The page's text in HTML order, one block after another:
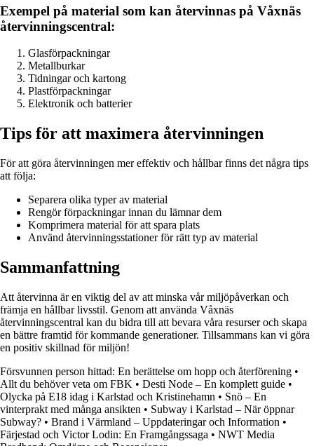
Exempel på material som kan återvinnas på Våxnäs
återvinningscentral:
Glasförpackningar
Metallburkar
Tidningar och kartong
Plastförpackningar
Elektronik och batterier
Tips för att maximera återvinningen
För att göra återvinningen mer effektiv och hållbar finns det några tips
att följa:
Separera olika typer av material
Rengör förpackningar innan du lämnar dem
Komprimera material för att spara plats
Använd återvinningsstationer för rätt typ av material
Sammanfattning
Att återvinna är en viktig del av att minska vår miljöpåverkan och
främja en hållbar livsstil. Genom att använda Våxnäs
återvinningscentral kan du bidra till att bevara våra resurser och skapa
en bättre framtid för kommande generationer. Tillsammans kan vi göra
en positiv skillnad för miljön!
Försvunnen person hittad: En berättelse om hopp och återförening •
Allt du behöver veta om FBK • Desti Node – En komplett guide •
Olycka på E18 idag i Karlstad och Kristinehamn • Snö – En
vinterprakt med många ansikten • Subway i Karlstad – När öppnar
Subway? • Brand i Värmland – Uppdateringar och Information •
Färjestad och Victor Lodin: En Framgångssaga • NWT Media